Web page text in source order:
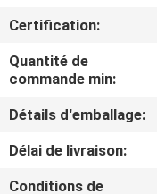
PROPOS
DE
NOUS
VISITE
Certification:
Quantité de
commande min:
Détails d'emballage:
Délai de livraison:
Conditions de